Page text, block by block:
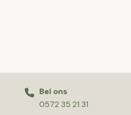
Bel ons
0572 35 21 31